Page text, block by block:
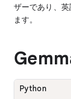
ザーであり、
ます。
Python